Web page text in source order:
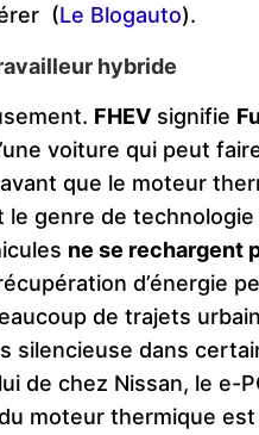
(Le Blogauto).
hybride
FHEV signifie
voiture qui peut
que le moteur
le genre de
ne se rechargent
d’énergie
de trajets
silencieuse dans
de chez Nissan, le e-
moteur thermique